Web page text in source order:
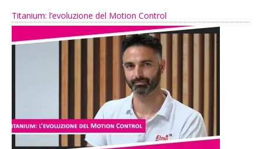
Titanium: l’evoluzione del Motion Control